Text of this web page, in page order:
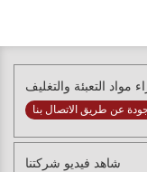
مواد التعبئة والتغليف
عن طريق الاتصال بنا
شاهد فيديو شركتنا